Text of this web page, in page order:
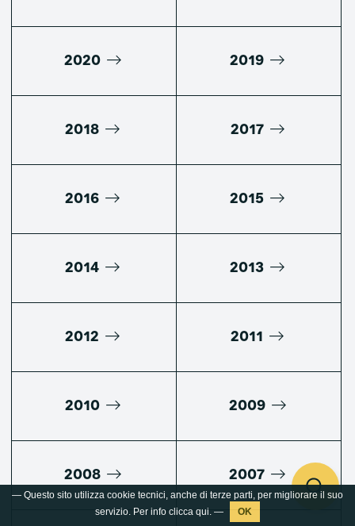
— Questo sito utilizza cookie tecnici, anche di terze parti, per migliorare il suo
servizio. Per info clicca qui. —
2020 2019
2018 2017
2016 2015
2014 2013
2012 2011
2010 2009
2008 2007